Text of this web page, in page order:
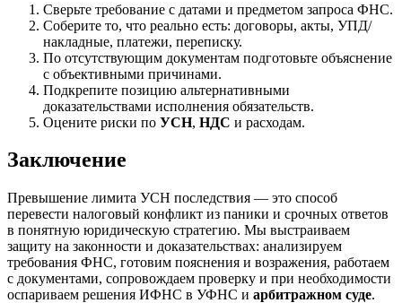
Сверьте требование с датами и предметом запроса ФНС.
Соберите то, что реально есть: договоры, акты, УПД/
накладные, платежи, переписку.
По отсутствующим документам подготовьте объяснение
с объективными причинами.
Подкрепите позицию альтернативными
доказательствами исполнения обязательств.
Оцените риски по УСН, НДС и расходам.
Заключение
Превышение лимита УСН последствия — это способ
перевести налоговый конфликт из паники и срочных ответов
в понятную юридическую стратегию. Мы выстраиваем
защиту на законности и доказательствах: анализируем
требования ФНС, готовим пояснения и возражения, работаем
с документами, сопровождаем проверку и при необходимости
оспариваем решения ИФНС в УФНС и арбитражном суде.